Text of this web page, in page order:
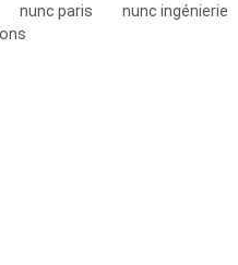
nunc paris
nunc ingénierie